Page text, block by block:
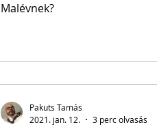
Malévnek?
Pakuts Tamás
2021. jan. 12.
3 perc olvasás